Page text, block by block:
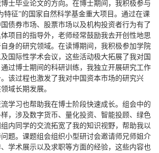
士毕业论文的方向。在博士期间，我积极参与
特征”的国家自然科学基金重大项目。通过在课
债券市场、股票市场以及机构投资者行为有了
项目的指导外，老师经常鼓励我去开创性地思
身的研究领域。在读博期间，我积极参加学院
国际性学术会议，这些活动极大拓展了我对国
过博士期间的科研训练，我独立开展研究工作
该过程也激发了我对中国资本市场的研究兴
域长期发展。
学习也帮助我在博士阶段快速成长。组会中的
，涉及数字货币、量化投资、智能投顾、绿色
内同学的交流拓宽了我的知识视野，帮助我以
题。课题组会组织小型研讨会邀请师兄师姐介
学术展示以及求职等方面的经验，这些内容也